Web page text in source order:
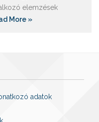
elemzések
More »
adatok